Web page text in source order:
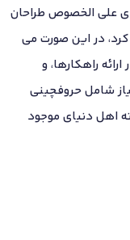
ای علی الخصوص طراحان
در این صورت می
راهکارها، و
شامل حروفچینی
اهل دنیای موجود